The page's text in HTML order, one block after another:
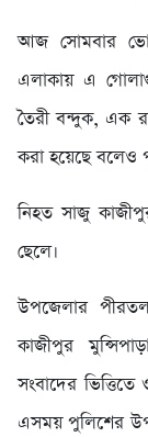
আজ সোমবার ভোর
এলাকায় এ
তৈরী বন্দুক, এক
করা হয়েছে বলেও
নিহত সাজু
ছেলে।
উপজেলার
কাজীপুর
সংবাদের
এসময় পুলিশের